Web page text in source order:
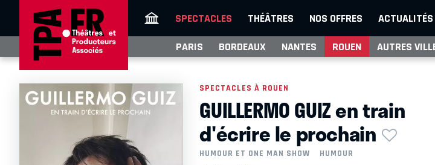
SPECTACLES THÉÂTRES NOS OFFRES ACTUALITÉS
PARIS BORDEAUX NANTES ROUEN AUTRES
SPECTACLES À ROUEN
GUILLERMO GUIZ en train
d'écrire le prochain
HUMOUR ET ONE MAN SHOW HUMOUR